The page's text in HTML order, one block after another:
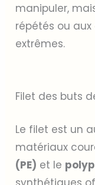
manipuler,
répétés ou
extrêmes.
Filet des buts
Le filet est un
matériaux
(PE) et le